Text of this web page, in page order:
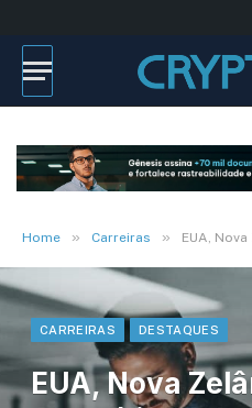
Home » Carreiras » EUA, Nova Zelândia,
CARREIRAS DESTAQUES
EUA, Nova